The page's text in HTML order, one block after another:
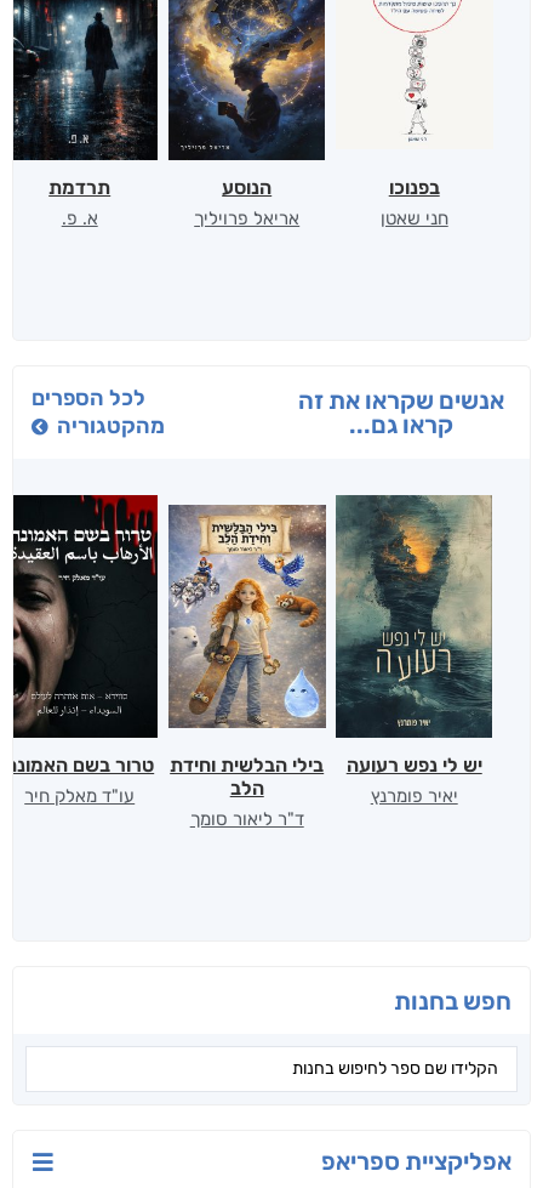
חפש בחנות
אפליקציית ספריאפ
בפנוכו
חני שאטן
הנוסע
אריאל פרויליך
תרדמת
א. פ.
אנשים שקראו את זה
קראו גם...
לכל הספרים
מהקטגוריה
יש לי נפש רעועה
יאיר פומרנץ
בילי הבלשית וחידת
הלב
ד"ר ליאור סומך
טרור בשם האמונה
עו"ד מאלק חיר